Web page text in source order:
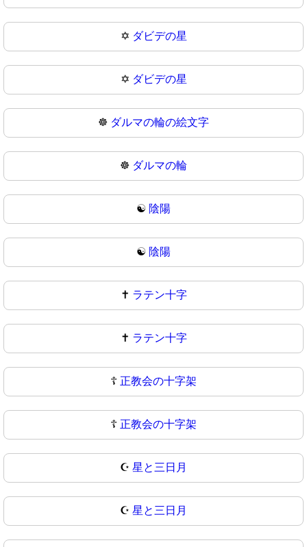
✡️ ダビデの星
✡ ダビデの星
☸️ ダルマの輪の絵文字
☸ ダルマの輪
☯️ 陰陽
☯ 陰陽
✝️ ラテン十字
✝ ラテン十字
☦️ 正教会の十字架
☦ 正教会の十字架
☪️ 星と三日月
☪ 星と三日月